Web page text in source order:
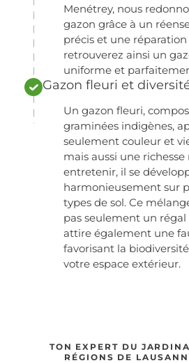
Menétrey, nous
gazon grâce à un
précis et une réparation
retrouverez ainsi un
uniforme et
Gazon fleuri et
Un gazon fleuri,
graminées indigènes,
seulement couleur et
mais aussi une
entretenir, il se
harmonieusement sur
types de sol. Ce
pas seulement un régal
attire également une
favorisant la
votre espace extérieur.
TON EXPERT DU
RÉGIONS DE